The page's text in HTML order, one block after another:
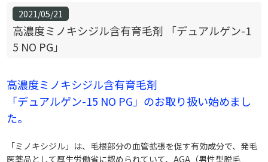
2021/05/21
高濃度ミノキシジル含有育毛剤 「デュアルゲン-1
5 NO PG」
高濃度ミノキシジル含有育毛剤
「デュアルゲン-15 NO PG」のお取り扱い始めまし
た。
「ミノキシジル」は、毛根部分の血管拡張を促す有効成分で、 発毛
医薬品として厚生労働省に認められていて、AGA（男性型脱毛